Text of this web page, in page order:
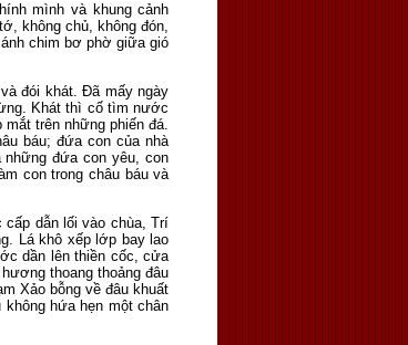
mình và khung cảnh
không chủ, không đón,
chim bơ phờ giữa gió
đói khát. Đã mấy ngày
Khát thì cố tìm nước
trên những phiến đá.
báu; đứa con của nhà
đứa con yêu, con
con trong châu báu và
dẫn lối vào chùa, Trí
Lá khô xếp lớp bay lao
dần lên thiền cốc, cửa
thoang thoảng đâu
Xảo bỗng về đâu khuất
hứa hẹn một chân